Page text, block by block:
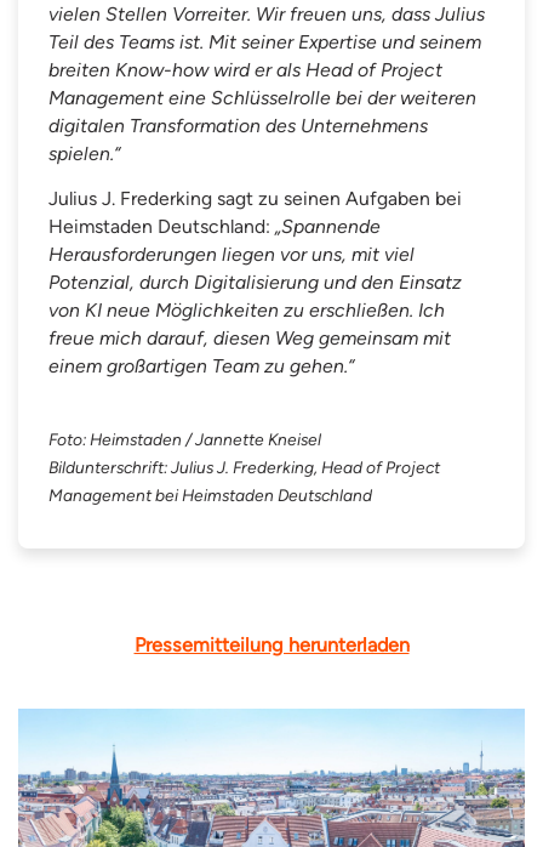
vielen Stellen Vorreiter. Wir freuen uns, dass Julius
Teil des Teams ist. Mit seiner Expertise und seinem
breiten Know-how wird er als Head of Project
Management eine Schlüsselrolle bei der weiteren
digitalen Transformation des Unternehmens
spielen.“
Julius J. Frederking sagt zu seinen Aufgaben bei
Heimstaden Deutschland:„Spannende
Herausforderungen liegen vor uns, mit viel
Potenzial, durch Digitalisierung und den Einsatz
von KI neue Möglichkeiten zu erschließen. Ich
freue mich darauf, diesen Weg gemeinsam mit
einem großartigen Team zu gehen.“
Foto: Heimstaden / Jannette Kneisel
Bildunterschrift: Julius J. Frederking, Head of Project
Management bei Heimstaden Deutschland
Pressemitteilung herunterladen